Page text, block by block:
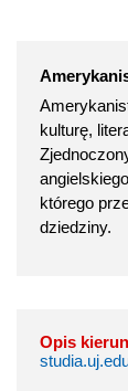
kulturę,
którego
dziedziny.
Opis